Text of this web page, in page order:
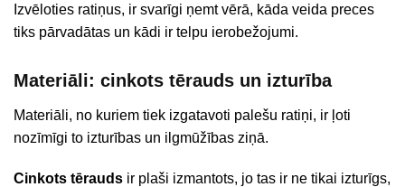
Izvēloties ratiņus, ir svarīgi ņemt vērā, kāda veida preces
tiks pārvadātas un kādi ir telpu ierobežojumi.
Materiāli: cinkots tērauds un izturība
Materiāli, no kuriem tiek izgatavoti palešu ratiņi, ir ļoti
nozīmīgi to izturības un ilgmūžības ziņā.
Cinkots tērauds ir plaši izmantots, jo tas ir ne tikai izturīgs,